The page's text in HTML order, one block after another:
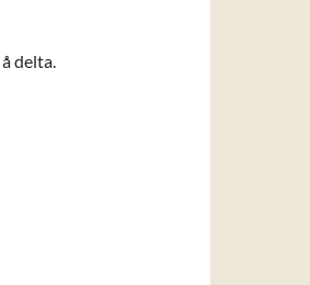
delta.
kl. 17:00 til 19:30